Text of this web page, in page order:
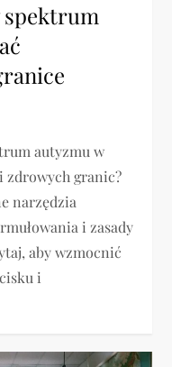
spektrum
autyzmu w
zdrowych granic?
narzędzia
i zasady
aby wzmocnić
i